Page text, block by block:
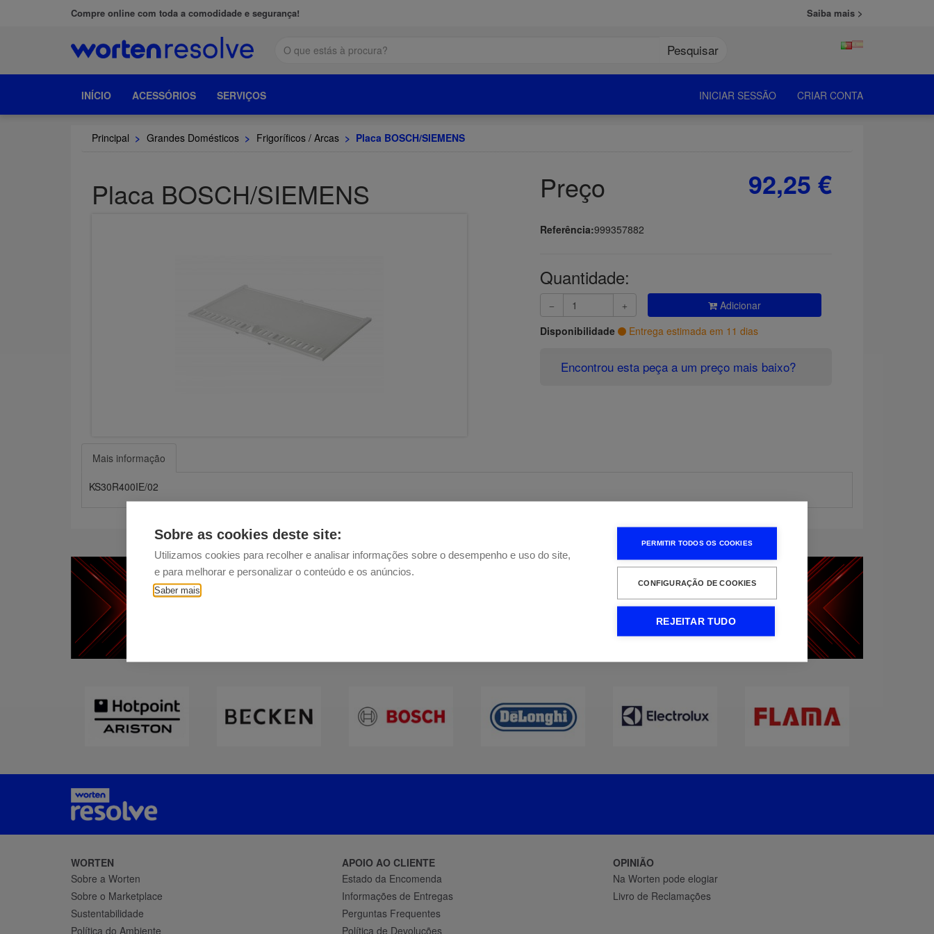
Sobre as cookies deste site:
Utilizamos cookies para recolher e analisar informações sobre o desempenho e uso do site,
e para melhorar e personalizar o conteúdo e os anúncios.
Saber mais
PERMITIR TODOS OS COOKIES
CONFIGURAÇÃO DE COOKIES
REJEITAR TUDO
Compre online com toda a comodidade e segurança! Saiba mais >
Pesquisar
INÍCIO ACESSÓRIOS SERVIÇOS INICIAR SESSÃO CRIAR CONTA
Principal > Grandes Domésticos > Frigoríficos / Arcas > Placa BOSCH/SIEMENS
Placa BOSCH/SIEMENS Preço 92,25 €
Referência:999357882
Quantidade:
Adicionar
Disponibilidade
Entrega estimada em 11 dias
Encontrou esta peça a um preço mais baixo?
Mais informação
KS30R400IE/02
WORTEN
Sobre a Worten
Sobre o Marketplace
Sustentabilidade
Política do Ambiente
APOIO AO CLIENTE
Estado da Encomenda
Informações de Entregas
Perguntas Frequentes
Política de Devoluções
OPINIÃO
Na Worten pode elogiar
Livro de Reclamações